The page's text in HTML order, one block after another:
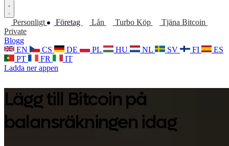
Personligt Företag Lån Turbo Köp
Tjäna Bitcoin
Private
Blogg
EN
CS DE PL HU NL SV FI
ES
PT
FR
IT
Ladda ner appen
Lägg till Bitcoin på
balansräkningen idag